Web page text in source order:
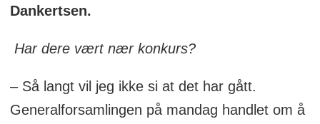
Dankertsen.
Har dere vært nær konkurs?
– Så langt vil jeg ikke si at det har gått.
Generalforsamlingen på mandag handlet om å